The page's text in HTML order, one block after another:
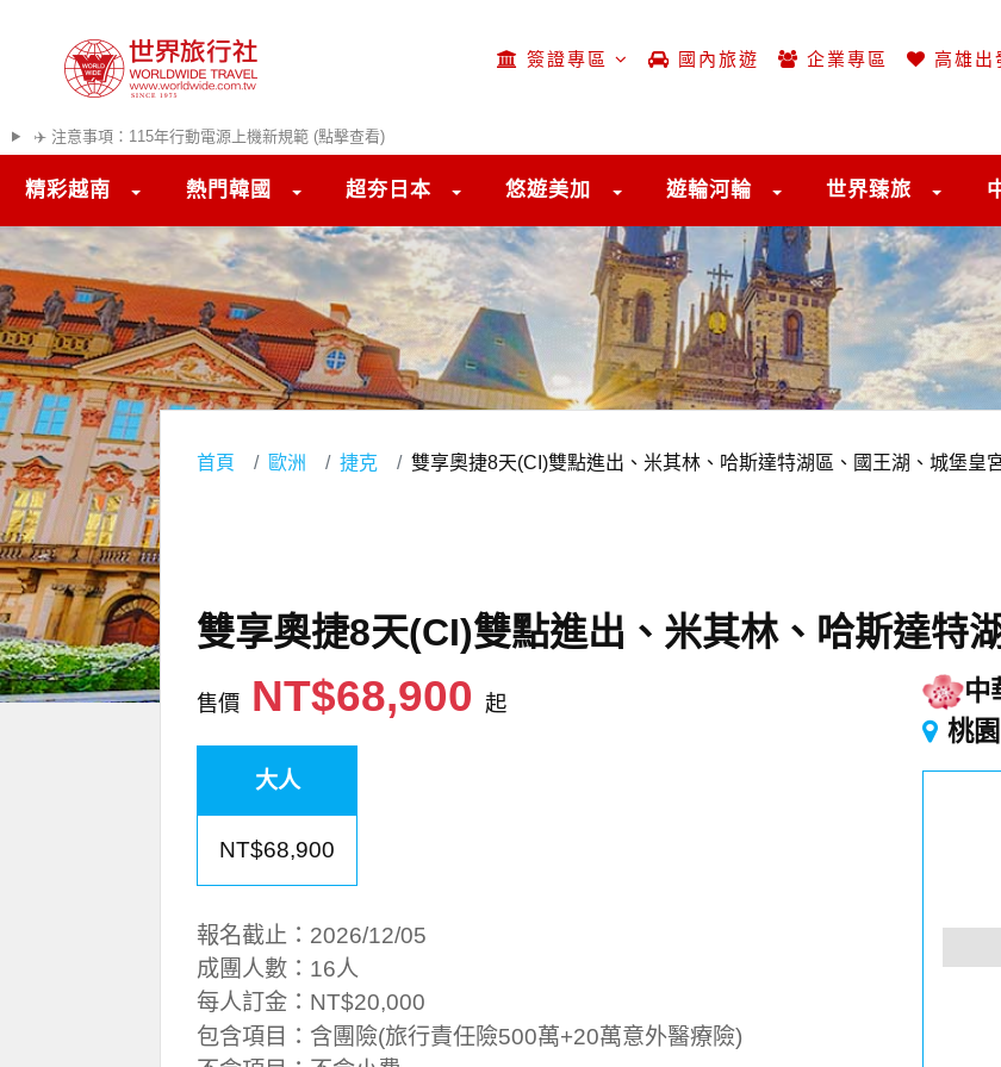
簽證專區 國內旅遊 企業專區 高雄
✈️ 注意事項：115年行動電源上機新規範 (點擊查看)
精彩越南 熱門韓國 超夯日本 悠遊美加 遊輪河輪 世界臻旅
首頁 歐洲 捷克 雙享奧捷8天(CI)雙點進出、米其林、哈斯達特湖區、國王湖、城堡皇
雙享奧捷8天(CI)雙點進出、米其林、哈斯達特
售價 NT$68,900起
大人
NT$68,900
報名截止：2026/12/05
成團人數：16人
每人訂金：NT$20,000
包含項目：含團險(旅行責任險500萬+20萬意外醫療險)
中
桃